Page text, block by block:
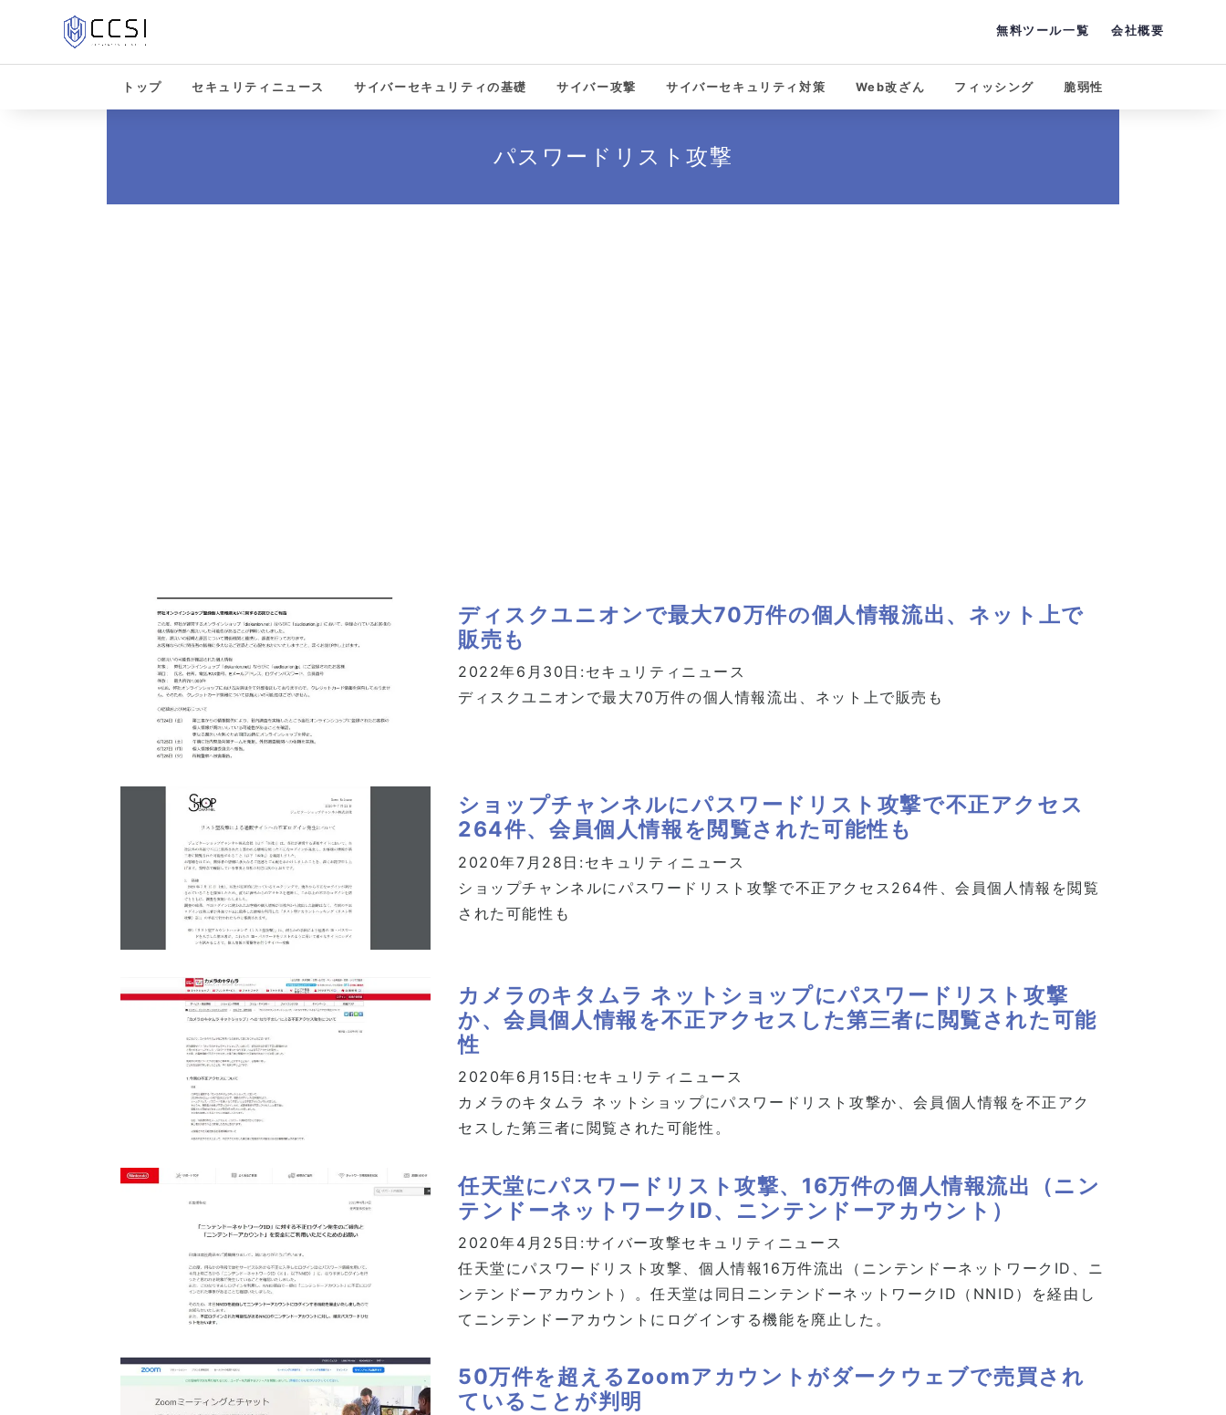
無料ツール一覧 会社概要
トップ セキュリティニュース サイバーセキュリティの基礎 サイバー攻撃 サイバーセキュリティ対策 Web改ざん フィッシング 脆弱性
パスワードリスト攻撃
ディスクユニオンで最大70万件の個人情報流出、ネット上で
販売も
2022年6月30日: セキュリティニュース
ディスクユニオンで最大70万件の個人情報流出、ネット上で販売も
ショップチャンネルにパスワードリスト攻撃で不正アクセス
264件、会員個人情報を閲覧された可能性も
2020年7月28日: セキュリティニュース
ショップチャンネルにパスワードリスト攻撃で不正アクセス264件、会員個人情報を閲覧
された可能性も
カメラのキタムラ ネットショップにパスワードリスト攻撃
か、会員個人情報を不正アクセスした第三者に閲覧された可能
性
2020年6月15日: セキュリティニュース
カメラのキタムラ ネットショップにパスワードリスト攻撃か、会員個人情報を不正アク
セスした第三者に閲覧された可能性。
任天堂にパスワードリスト攻撃、16万件の個人情報流出（ニン
テンドーネットワークID、ニンテンドーアカウント）
2020年4月25日:サイバー攻撃セキュリティニュース
任天堂にパスワードリスト攻撃、個人情報16万件流出（ニンテンドーネットワークID、ニ
ンテンドーアカウント）。任天堂は同日ニンテンドーネットワークID（NNID）を経由し
てニンテンドーアカウントにログインする機能を廃止した。
50万件を超えるZoomアカウントがダークウェブで売買され
ていることが判明